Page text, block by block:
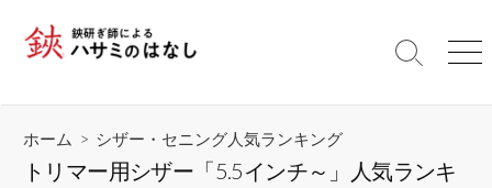
検
え
メ
ホーム > シザー・セニング人気ランキング
トリマー用シザー「5.5インチ～」人気ランキ